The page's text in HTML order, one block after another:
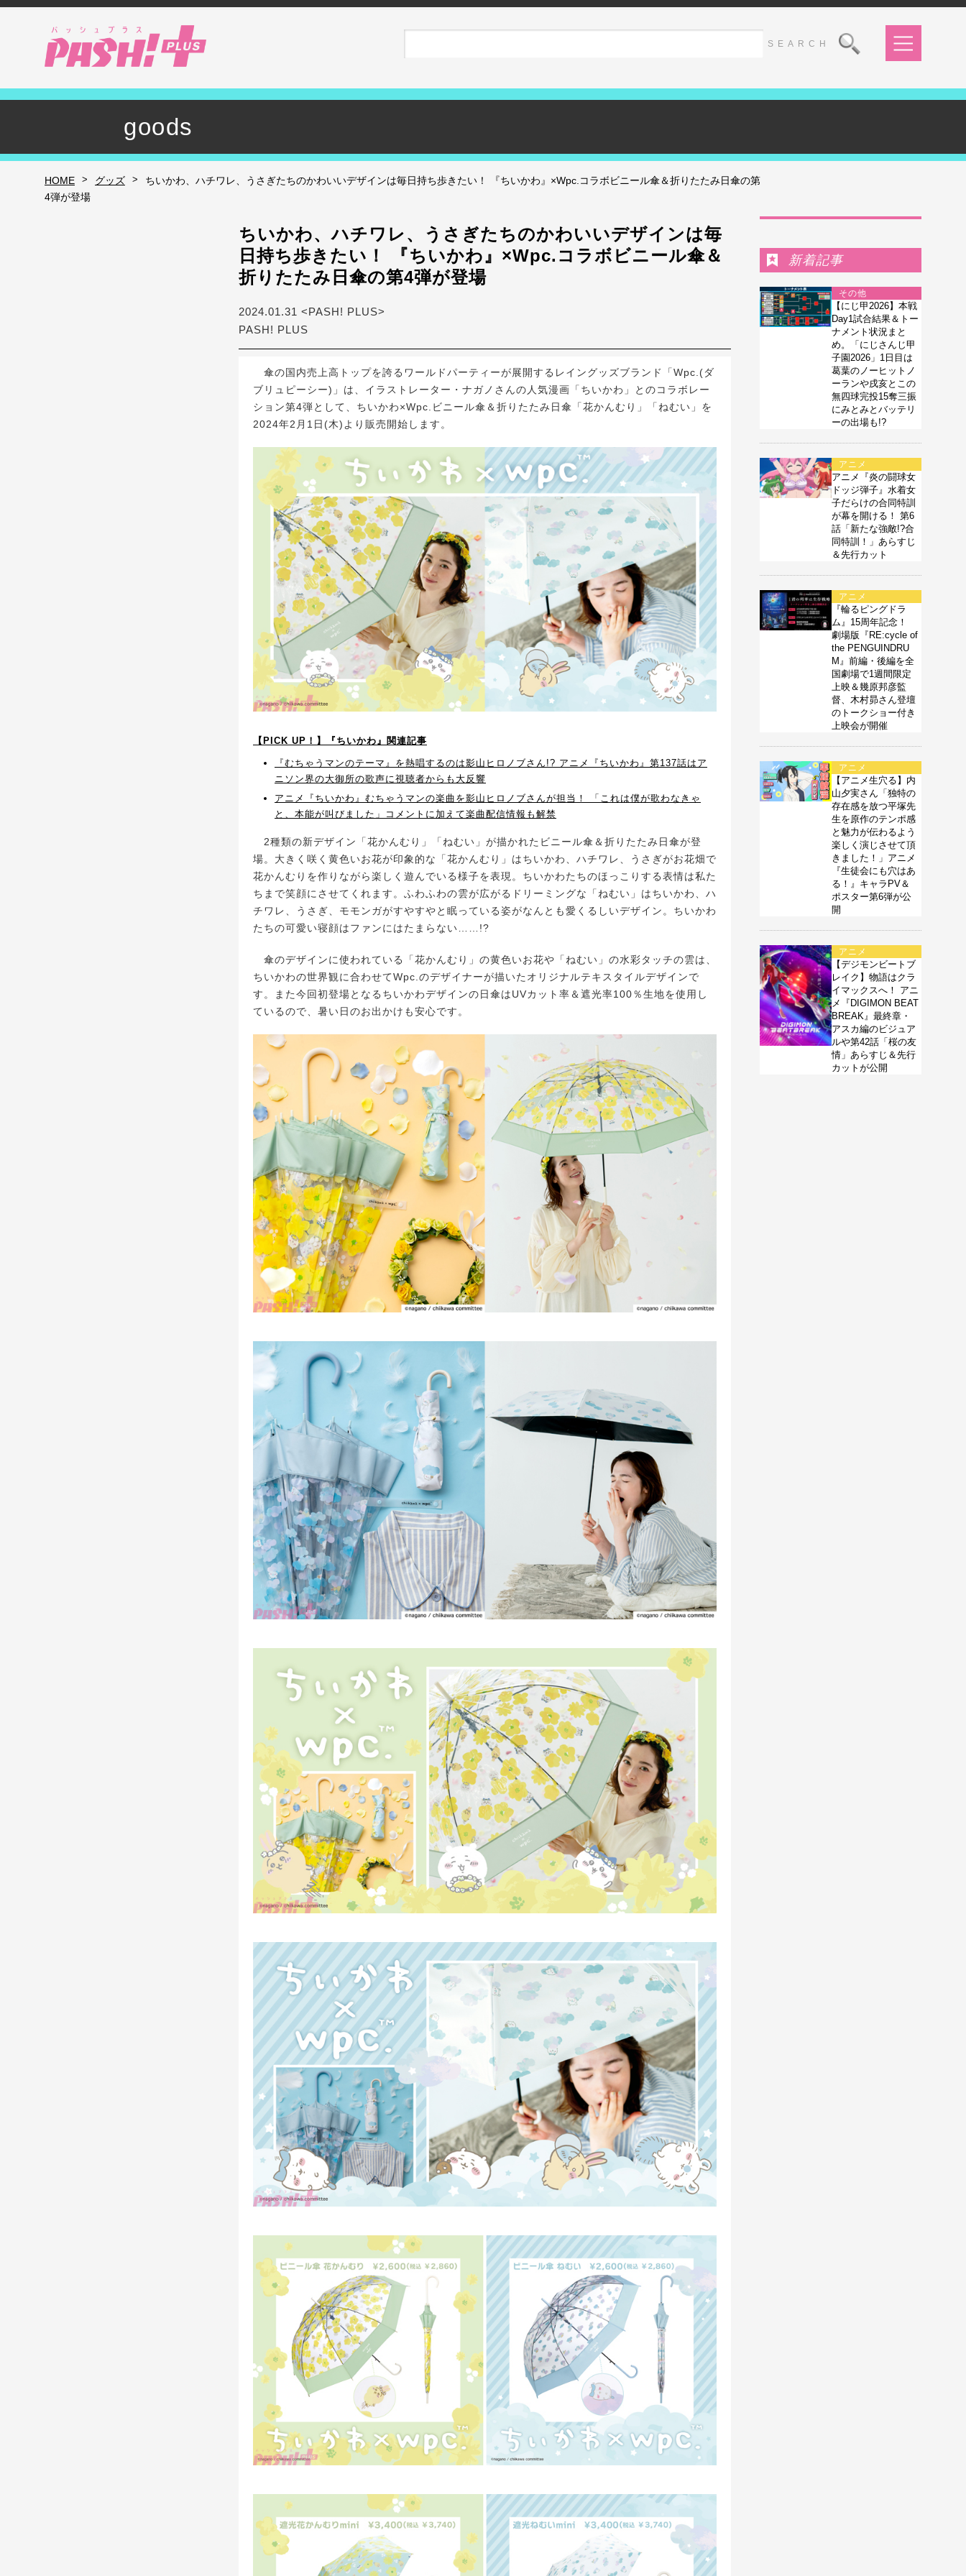
goods
HOME > グッズ >
ちいかわ、ハチワレ、うさぎたちのかわいいデザインは毎日持ち歩きたい！ 『ちいかわ』×Wpc.コラボビニール傘＆折りたたみ日傘の第
4弾が登場
ちいかわ、ハチワレ、うさぎたちのかわいいデザインは毎
日持ち歩きたい！ 『ちいかわ』×Wpc.コラボビニール傘＆
折りたたみ日傘の第4弾が登場
2024.01.31 <PASH! PLUS>
PASH! PLUS
傘の国内売上高トップを誇るワールドパーティーが展開するレイングッズブランド「Wpc.(ダ
ブリュピーシー)」は、イラストレーター・ナガノさんの人気漫画「ちいかわ」とのコラボレー
ション第4弾として、ちいかわ×Wpc.ビニール傘＆折りたたみ日傘「花かんむり」「ねむい」を
2024年2月1日(木)より販売開始します。
【PICK UP！】『ちいかわ』関連記事
『むちゃうマンのテーマ』を熱唱するのは影山ヒロノブさん!? アニメ『ちいかわ』第137話はア
ニソン界の大御所の歌声に視聴者からも大反響
アニメ『ちいかわ』むちゃうマンの楽曲を影山ヒロノブさんが担当！ 「これは僕が歌わなきゃ
と、本能が叫びました」コメントに加えて楽曲配信情報も解禁
2種類の新デザイン「花かんむり」「ねむい」が描かれたビニール傘＆折りたたみ日傘が登
場。大きく咲く黄色いお花が印象的な「花かんむり」はちいかわ、ハチワレ、うさぎがお花畑で
花かんむりを作りながら楽しく遊んでいる様子を表現。ちいかわたちのほっこりする表情は私た
ちまで笑顔にさせてくれます。ふわふわの雲が広がるドリーミングな「ねむい」はちいかわ、ハ
チワレ、うさぎ、モモンガがすやすやと眠っている姿がなんとも愛くるしいデザイン。ちいかわ
たちの可愛い寝顔はファンにはたまらない……!?
傘のデザインに使われている「花かんむり」の黄色いお花や「ねむい」の水彩タッチの雲は、
ちいかわの世界観に合わせてWpc.のデザイナーが描いたオリジナルテキスタイルデザインで
す。また今回初登場となるちいかわデザインの日傘はUVカット率＆遮光率100％生地を使用し
ているので、暑い日のお出かけも安心です。
新着記事
その他
【にじ甲2026】本戦
Day1試合結果＆トー
ナメント状況まと
め。「にじさんじ甲
子園2026」1日目は
葛葉のノーヒットノ
ーランや戌亥とこの
無四球完投15奪三振
にみとみとバッテリ
ーの出場も!?
アニメ
アニメ『炎の闘球女
ドッジ弾子』水着女
子だらけの合同特訓
が幕を開ける！ 第6
話「新たな強敵!?合
同特訓！」あらすじ
＆先行カット
アニメ
『輪るピングドラ
ム』15周年記念！
劇場版『RE:cycle of
the PENGUINDRU
M』前編・後編を全
国劇場で1週間限定
上映＆幾原邦彦監
督、木村昴さん登壇
のトークショー付き
上映会が開催
アニメ
【アニメ生穴る】内
山夕実さん「独特の
存在感を放つ平塚先
生を原作のテンポ感
と魅力が伝わるよう
楽しく演じさせて頂
きました！」アニメ
『生徒会にも穴はあ
る！』キャラPV＆
ポスター第6弾が公
開
アニメ
【デジモンビートブ
レイク】物語はクラ
イマックスへ！ アニ
メ『DIGIMON BEAT
BREAK』最終章・
アスカ編のビジュア
ルや第42話「桜の友
情」あらすじ＆先行
カットが公開